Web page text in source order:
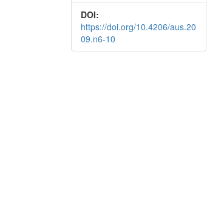
DOI:
https://doi.org/10.4206/aus.20
09.n6-10